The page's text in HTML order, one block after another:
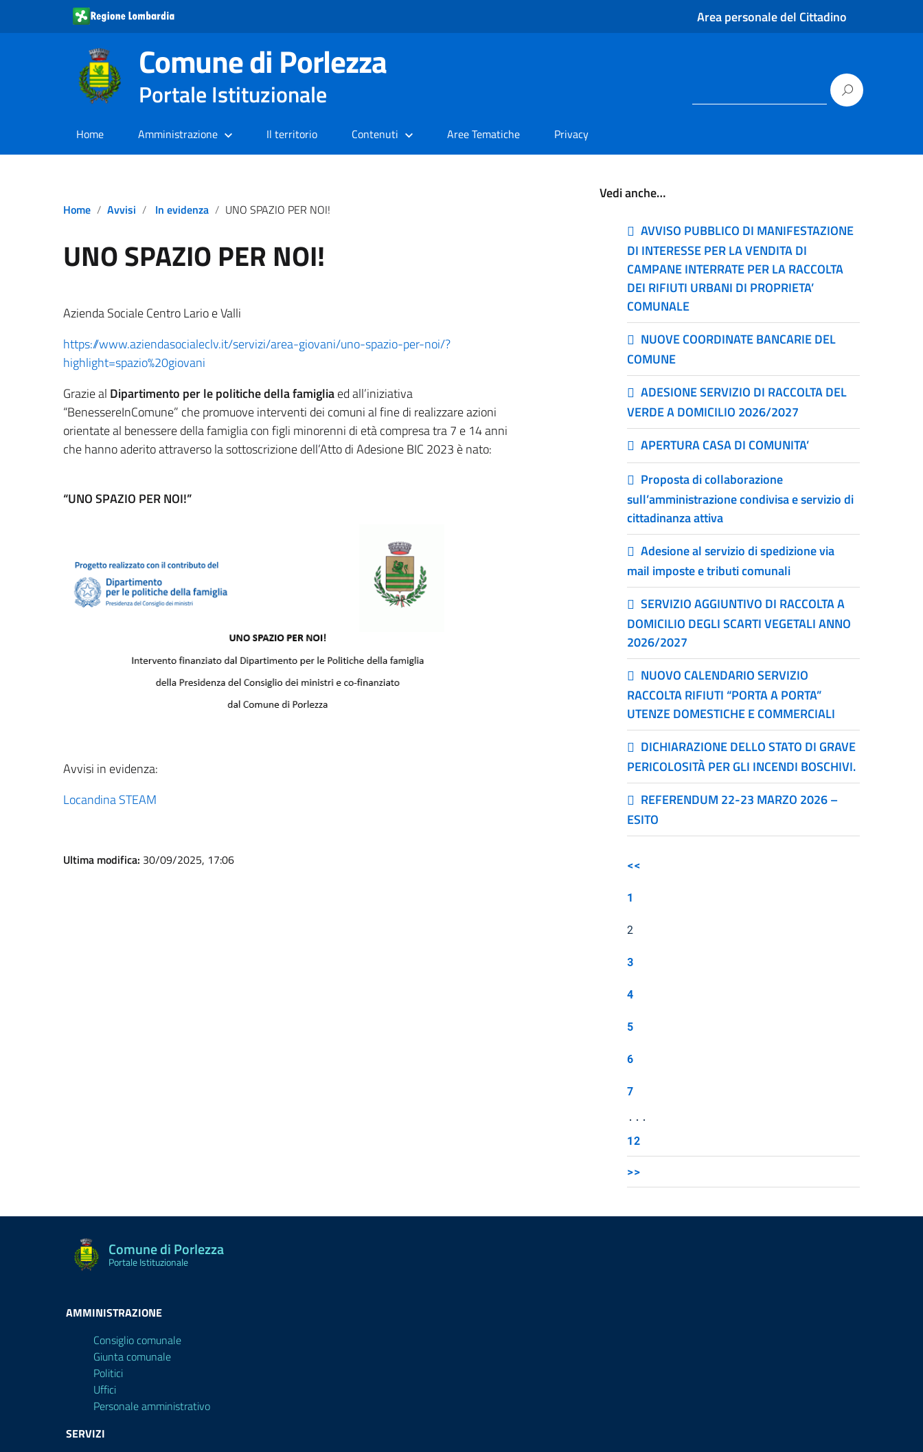
Area personale del Cittadino
Comune di Porlezza
Portale Istituzionale
Home Amministrazione Il territorio Contenuti Aree Tematiche Privacy
Home Avvisi In evidenza UNO SPAZIO PER NOI!
UNO SPAZIO PER NOI!
Azienda Sociale Centro Lario e Valli
https://www.aziendasocialeclv.it/servizi/area-giovani/uno-spazio-per-noi/?
highlight=spazio%20giovani
Grazie al Dipartimento per le politiche della famigliaed all’iniziativa
“BenessereInComune” che promuove interventi dei comuni al fine di realizzare azioni
orientate al benessere della famiglia con figli minorenni di età compresa tra 7 e 14 anni
che hanno aderito attraverso la sottoscrizione dell’Atto di Adesione BIC 2023 è nato:
“UNO SPAZIO PER NOI!”
Avvisi in evidenza:
Locandina STEAM
Ultima modifica: 30/09/2025, 17:06
Vedi anche…
AVVISO PUBBLICO DI MANIFESTAZIONE
DI INTERESSE PER LA VENDITA DI
CAMPANE INTERRATE PER LA RACCOLTA
DEI RIFIUTI URBANI DI PROPRIETA’
COMUNALE
NUOVE COORDINATE BANCARIE DEL
COMUNE
ADESIONE SERVIZIO DI RACCOLTA DEL
VERDE A DOMICILIO 2026/2027
APERTURA CASA DI COMUNITA’
Proposta di collaborazione
sull’amministrazione condivisa e servizio di
cittadinanza attiva
Adesione al servizio di spedizione via
mail imposte e tributi comunali
SERVIZIO AGGIUNTIVO DI RACCOLTA A
DOMICILIO DEGLI SCARTI VEGETALI ANNO
2026/2027
NUOVO CALENDARIO SERVIZIO
RACCOLTA RIFIUTI “PORTA A PORTA”
UTENZE DOMESTICHE E COMMERCIALI
DICHIARAZIONE DELLO STATO DI GRAVE
PERICOLOSITÀ PER GLI INCENDI BOSCHIVI.
REFERENDUM 22-23 MARZO 2026 –
ESITO
<<
1
2
3
4
5
6
7
...
12
>>
Comune di Porlezza
Portale Istituzionale
AMMINISTRAZIONE
Consiglio comunale
Giunta comunale
Politici
Uffici
Personale amministrativo
SERVIZI